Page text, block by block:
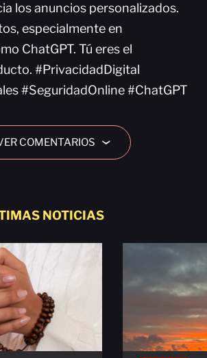
los anuncios personalizados.
especialmente en
ChatGPT. Tú eres el
#PrivacidadDigital
#SeguridadOnline #ChatGPT
COMENTARIOS ›
NOTICIAS